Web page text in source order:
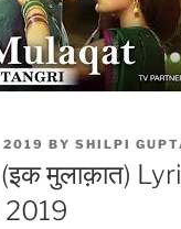
2019 BY SHILPI
मुलाक़ात)
2019